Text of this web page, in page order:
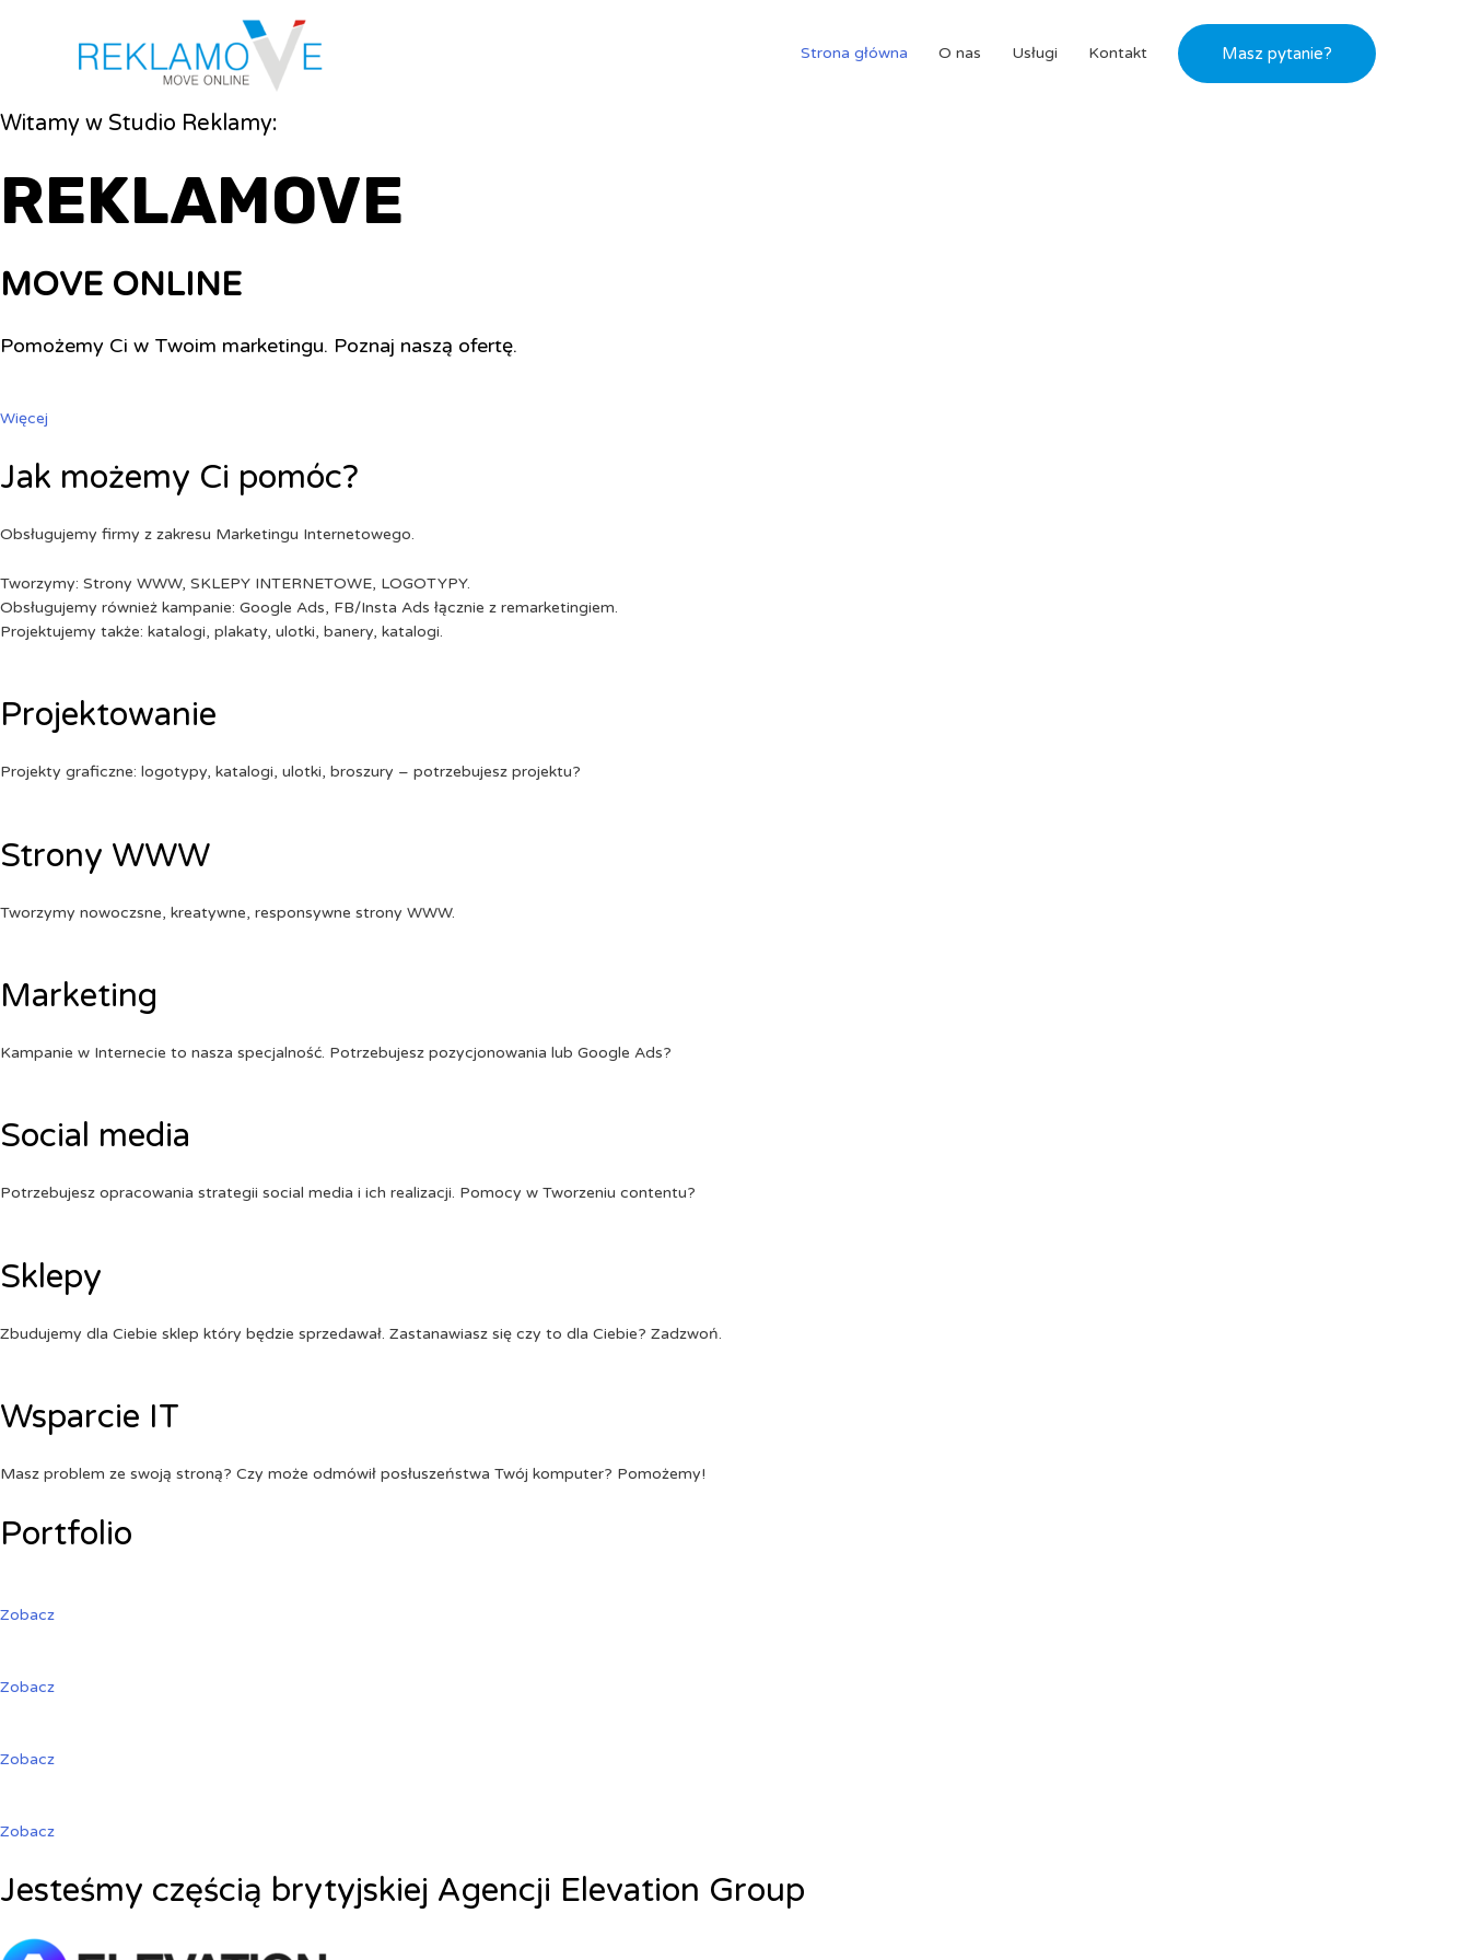
Strona główna O nas Usługi Kontakt Masz pytanie?
Witamy w Studio Reklamy:
REKLAMOVE
MOVE ONLINE
Pomożemy Ci w Twoim marketingu. Poznaj naszą ofertę.
Więcej
Jak możemy Ci pomóc?
Obsługujemy firmy z zakresu Marketingu Internetowego.
Tworzymy: Strony WWW, SKLEPY INTERNETOWE, LOGOTYPY.
Obsługujemy również kampanie: Google Ads, FB/Insta Ads łącznie z remarketingiem.
Projektujemy także: katalogi, plakaty, ulotki, banery, katalogi.
Projektowanie
Projekty graficzne: logotypy, katalogi, ulotki, broszury – potrzebujesz projektu?
Strony WWW
Tworzymy nowoczsne, kreatywne, responsywne strony WWW.
Marketing
Kampanie w Internecie to nasza specjalność. Potrzebujesz pozycjonowania lub Google Ads?
Social media
Potrzebujesz opracowania strategii social media i ich realizacji. Pomocy w Tworzeniu contentu?
Sklepy
Zbudujemy dla Ciebie sklep który będzie sprzedawał. Zastanawiasz się czy to dla Ciebie? Zadzwoń.
Wsparcie IT
Masz problem ze swoją stroną? Czy może odmówił posłuszeństwa Twój komputer? Pomożemy!
Portfolio
Zobacz
Zobacz
Zobacz
Zobacz
Jesteśmy częścią brytyjskiej Agencji Elevation Group